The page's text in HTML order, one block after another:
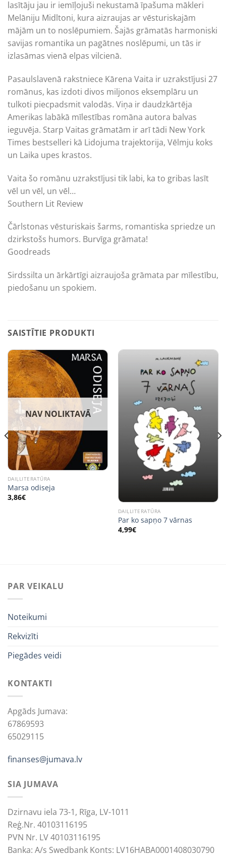
lasītāju jau ir iemīļojuši nekustamā īpašuma mākleri
Melāniju Midltoni, kura aizraujas ar vēsturiskajām
mājām un to noslēpumiem. Šajās grāmatās harmoniski
savijas romantika un pagātnes noslēpumi, un tās ir
izlasāmas vienā elpas vilcienā.
Pasaulslavenā rakstniece Kārena Vaita ir uzrakstījusi 27
romānus, kas izdoti divos miljonos eksemplāru un
tulkoti piecpadsmit valodās. Viņa ir daudzkārtēja
Amerikas labākā mīlestības romāna autora balvas
ieguvēja. Starp Vaitas grāmatām ir arī tādi New York
Times bestselleri kā Lidojuma trajektorija, Vēlmju koks
un Laika upes krastos.
Vaita šo romānu uzrakstījusi tik labi, ka to gribas lasīt
vēl un vēl, un vēl…
Southern Lit Review
Čārlstonas vēsturiskais šarms, romantiska spriedze un
dzirkstošs humors. Burvīga grāmata!
Goodreads
Sirdssilta un ārkārtīgi aizraujoša grāmata par mīlestību,
piedošanu un spokiem.
SAISTĪTIE PRODUKTI
NAV NOLIKTAVĀ
DAIĻLITERATŪRA
Marsa odiseja
3,86€
DAIĻLITERATŪRA
Par ko sapņo 7 vārnas
4,99€
PAR VEIKALU
Noteikumi
Rekvizīti
Piegādes veidi
KONTAKTI
Apgāds Jumava:
67869593
65029115
finanses@jumava.lv
SIA JUMAVA
Dzirnavu iela 73-1, Rīga, LV-1011
Reģ.Nr. 40103116195
PVN Nr. LV 40103116195
Banka: A/s Swedbank Konts: LV16HABA0001408030790